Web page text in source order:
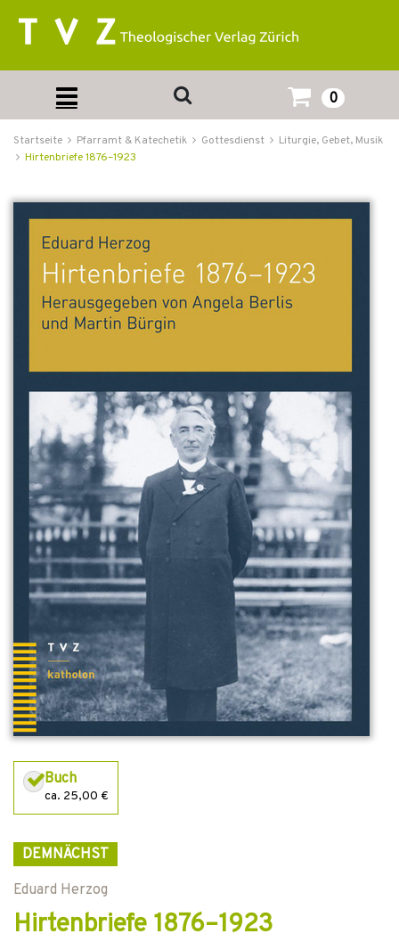
0
Startseite Pfarramt & Katechetik Gottesdienst
Liturgie, Gebet, Musik
Hirtenbriefe 1876–1923
Buch
ca. 25,00 €
DEMNÄCHST
Eduard Herzog
Hirtenbriefe 1876–1923